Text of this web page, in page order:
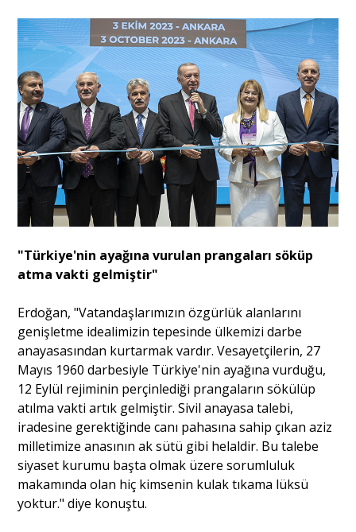
"Türkiye'nin ayağına vurulan prangaları söküp
atma vakti gelmiştir"
Erdoğan, "Vatandaşlarımızın özgürlük alanlarını
genişletme idealimizin tepesinde ülkemizi darbe
anayasasından kurtarmak vardır. Vesayetçilerin, 27
Mayıs 1960 darbesiyle Türkiye'nin ayağına vurduğu,
12 Eylül rejiminin perçinlediği prangaların sökülüp
atılma vakti artık gelmiştir. Sivil anayasa talebi,
iradesine gerektiğinde canı pahasına sahip çıkan aziz
milletimize anasının ak sütü gibi helaldir. Bu talebe
siyaset kurumu başta olmak üzere sorumluluk
makamında olan hiç kimsenin kulak tıkama lüksü
yoktur." diye konuştu.